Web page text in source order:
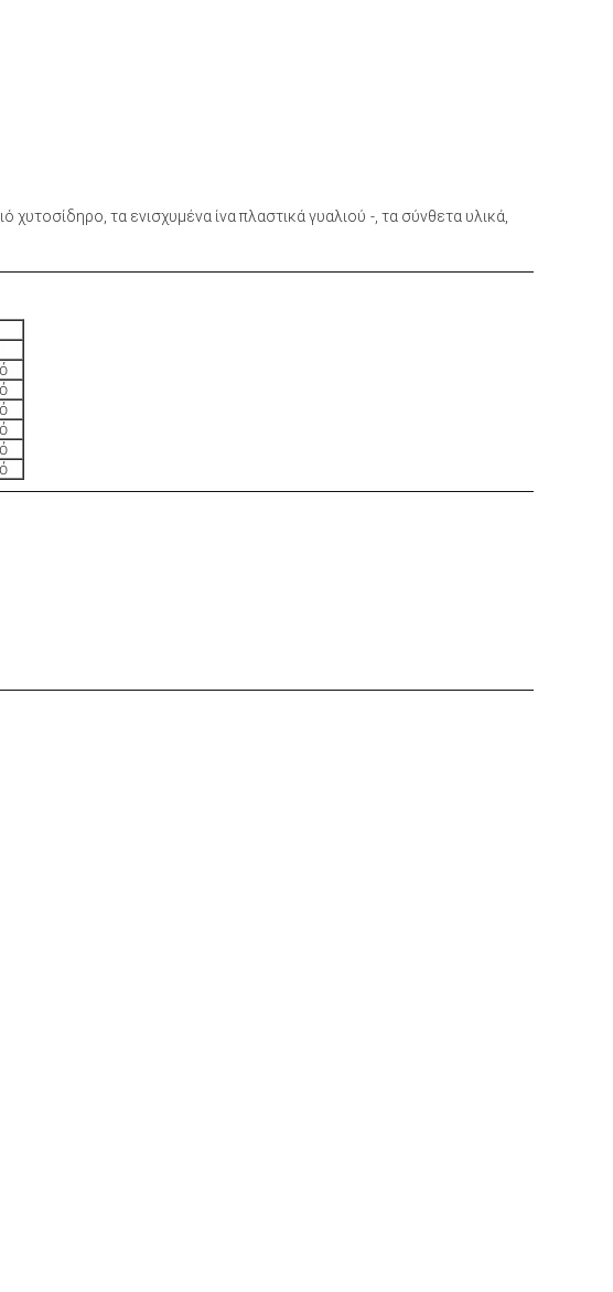
χυτοσίδηρο, τα ενισχυμένα ίνα πλαστικά γυαλιού ‐ , τα σύνθετα υλικά,